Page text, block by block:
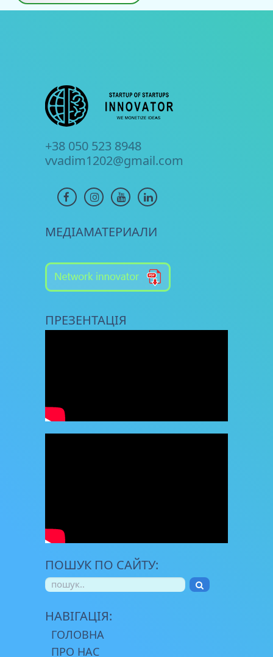
+38 050 523 8948
vvadim1202@gmail.com
МЕДІАМАТЕРИАЛИ
ПРЕЗЕНТАЦІЯ
ПОШУК ПО САЙТУ:
НАВІГАЦІЯ:
ГОЛОВНА
ПРО НАС